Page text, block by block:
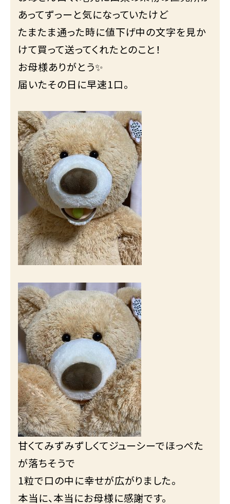
あってずっーと気になっていたけど
たまたま通った時に値下げ中の文字を見か
けて買って送ってくれたとのこと！
お母様ありがとう✨
届いたその日に早速1口。
甘くてみずみずしくてジューシーでほっぺた
が落ちそうで
1粒で口の中に幸せが広がりました。
本当に、本当にお母様に感謝です。